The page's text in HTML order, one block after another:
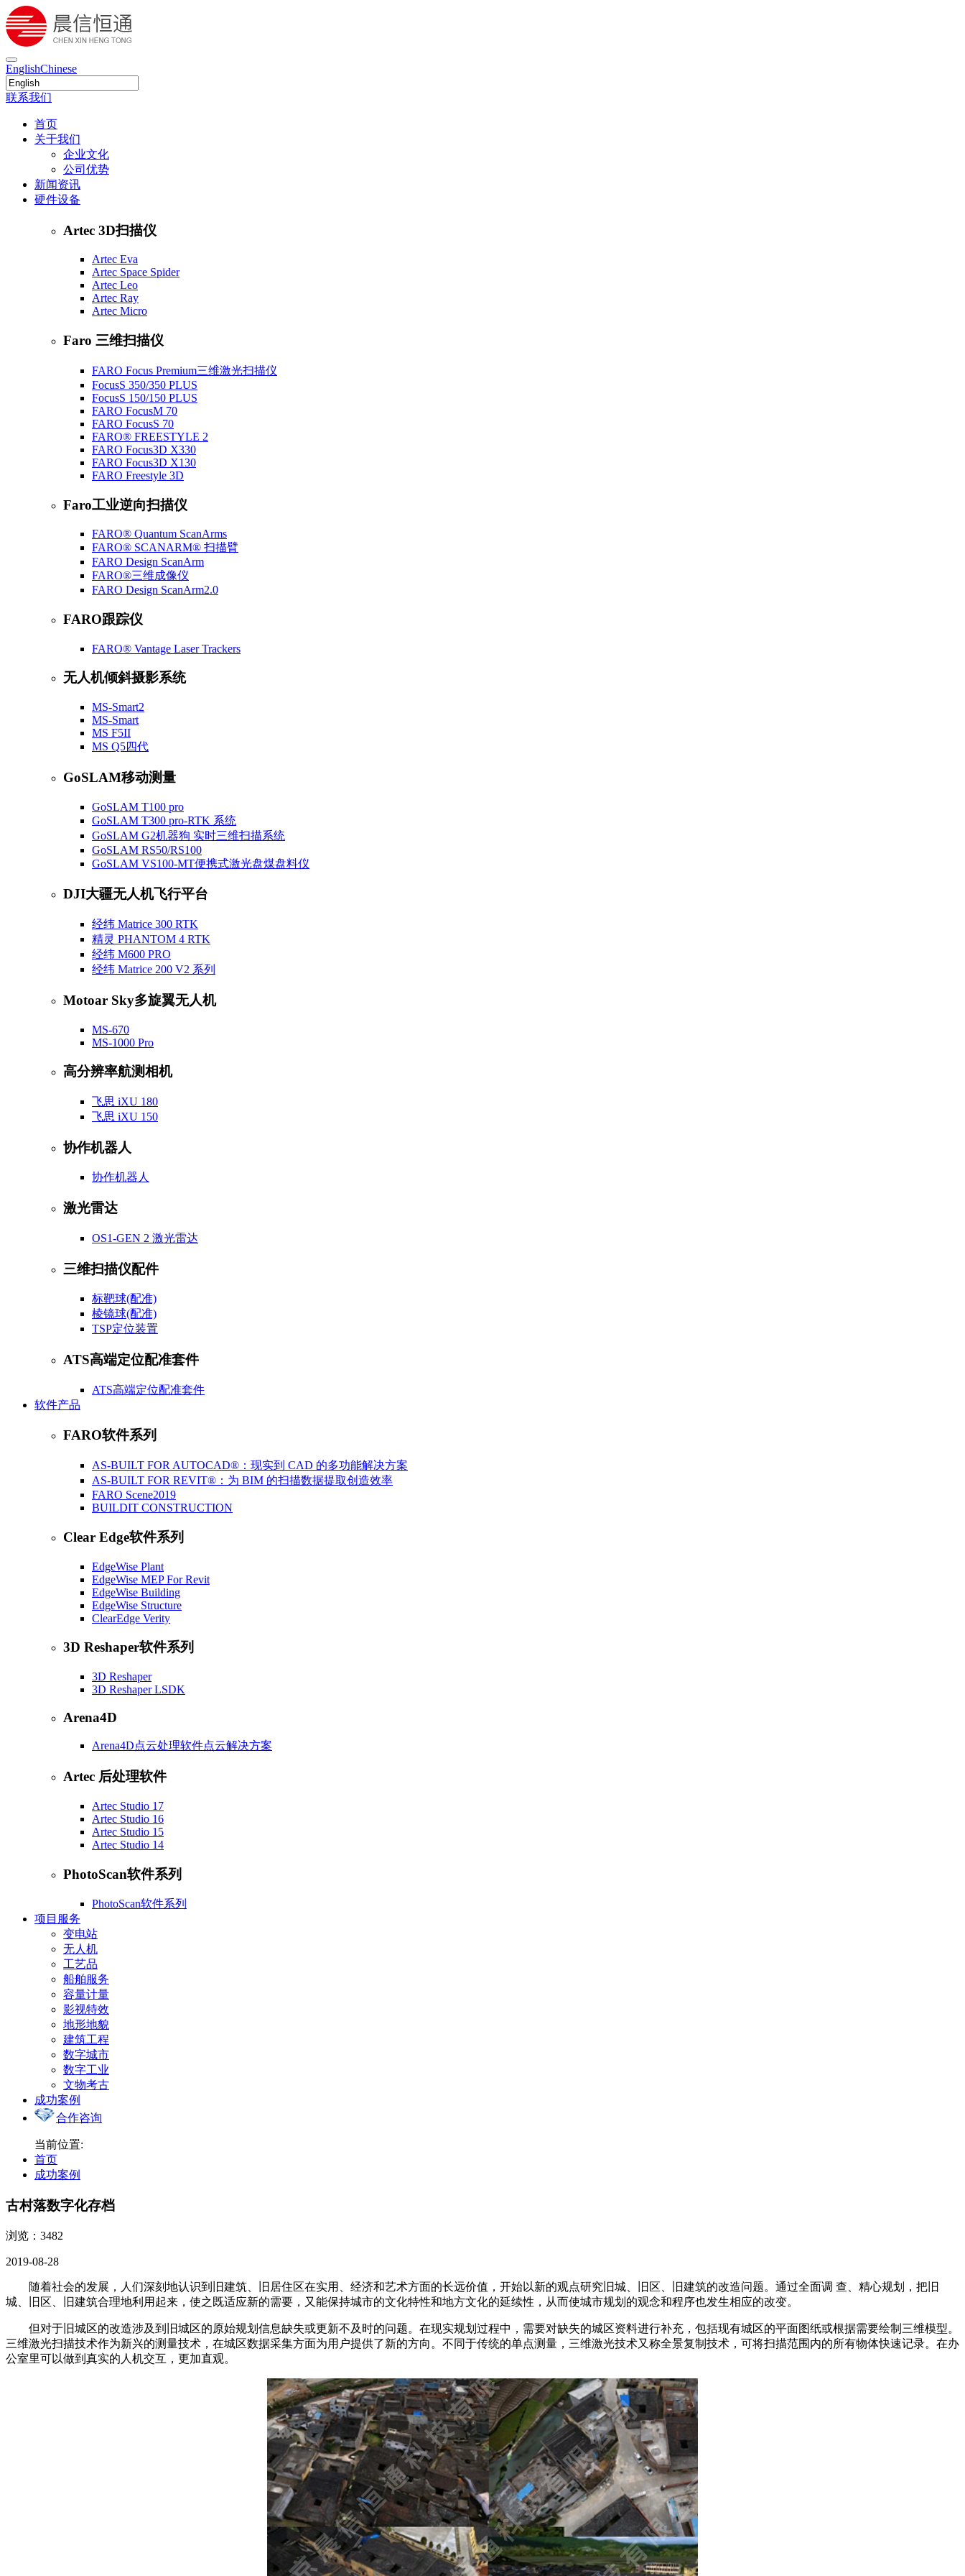
EnglishChinese
联系我们
首页
关于我们
企业文化
公司优势
新闻资讯
硬件设备
Artec 3D扫描仪
Artec Eva
Artec Space Spider
Artec Leo
Artec Ray
Artec Micro
Faro 三维扫描仪
FARO Focus Premium三维激光扫描仪
FocusS 350/350 PLUS
FocusS 150/150 PLUS
FARO FocusM 70
FARO FocusS 70
FARO® FREESTYLE 2
FARO Focus3D X330
FARO Focus3D X130
FARO Freestyle 3D
Faro工业逆向扫描仪
FARO® Quantum ScanArms
FARO® SCANARM® 扫描臂
FARO Design ScanArm
FARO®三维成像仪
FARO Design ScanArm2.0
FARO跟踪仪
FARO® Vantage Laser Trackers
无人机倾斜摄影系统
MS-Smart2
MS-Smart
MS F5II
MS Q5四代
GoSLAM移动测量
GoSLAM T100 pro
GoSLAM T300 pro-RTK 系统
GoSLAM G2机器狗 实时三维扫描系统
GoSLAM RS50/RS100
GoSLAM VS100-MT便携式激光盘煤盘料仪
DJI大疆无人机飞行平台
经纬 Matrice 300 RTK
精灵 PHANTOM 4 RTK
经纬 M600 PRO
经纬 Matrice 200 V2 系列
Motoar Sky多旋翼无人机
MS-670
MS-1000 Pro
高分辨率航测相机
飞思 iXU 180
飞思 iXU 150
协作机器人
协作机器人
激光雷达
OS1-GEN 2 激光雷达
三维扫描仪配件
标靶球(配准)
棱镜球(配准)
​TSP定位装置
ATS高端定位配准套件
ATS高端定位配准套件
软件产品
FARO软件系列
AS-BUILT FOR AUTOCAD®：现实到 CAD 的多功能解决方案
AS-BUILT FOR REVIT®：为 BIM 的扫描数据提取创造效率
FARO Scene2019
BUILDIT CONSTRUCTION
Clear Edge软件系列
EdgeWise Plant
EdgeWise MEP For Revit
EdgeWise Building
EdgeWise Structure
ClearEdge Verity
3D Reshaper软件系列
3D Reshaper
3D Reshaper LSDK
Arena4D
Arena4D点云处理软件点云解决方案
Artec 后处理软件
Artec Studio 17
Artec Studio 16
Artec Studio 15
Artec Studio 14
PhotoScan软件系列
PhotoScan软件系列
项目服务
变电站
无人机
工艺品
船舶服务
容量计量
影视特效
地形地貌
建筑工程
数字城市
数字工业
文物考古
成功案例
合作咨询
当前位置:
首页
成功案例
古村落数字化存档
浏览：3482
2019-08-28
随着社会的发展，人们深刻地认识到旧建筑、旧居住区在实用、经济和艺术方面的长远价值，开始以新的观点研究旧城、旧区、旧建筑的改造问题。通过全面调 查、精心规划，把旧
城、旧区、旧建筑合理地利用起来，使之既适应新的需要，又能保持城市的文化特性和地方文化的延续性，从而使城市规划的观念和程序也发生相应的改变。
但对于旧城区的改造涉及到旧城区的原始规划信息缺失或更新不及时的问题。在现实规划过程中，需要对缺失的城区资料进行补充，包括现有城区的平面图纸或根据需要绘制三维模型。
三维激光扫描技术作为新兴的测量技术，在城区数据采集方面为用户提供了新的方向。不同于传统的单点测量，三维激光技术又称全景复制技术，可将扫描范围内的所有物体快速记录。在办
公室里可以做到真实的人机交互，更加直观。